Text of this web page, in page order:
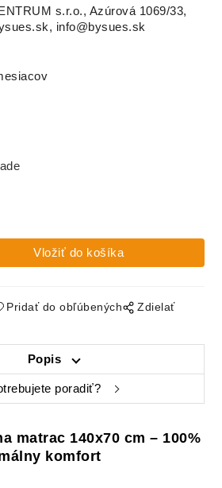
s.r.o., Azúrová 1069/33,
info@bysues.sk
Pridať do obľúbených Zdielať
Popis
poradiť?
matrac 140x70 cm – 100%
komfort